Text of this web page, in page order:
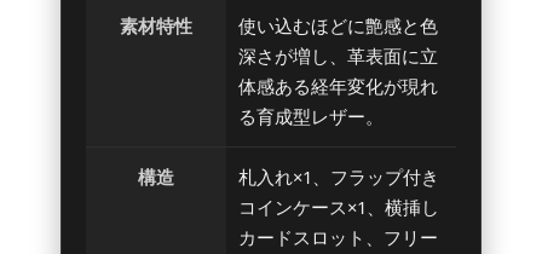
素材特性
使い込むほどに艶感と色
深さが増し、革表面に立
体感ある経年変化が現れ
る育成型レザー。
構造
札入れ×1、フラップ付き
コインケース×1、横挿し
カードスロット、フリー